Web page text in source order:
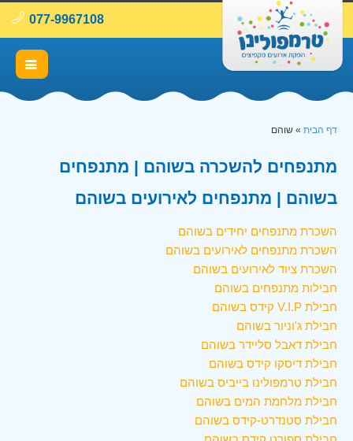
077-9967108
דף הבית » שוהם
מתנפחים להשכרה בשוהם | מתנפחים
בשוהם | מתנפחים לאירועים בשוהם
השכרת מתנפחים יחידים בשוהם
השכרת מתנפחים לאירועים בשוהם
השכרת ציוד לאירועים בשוהם
חבילות מתנפחים בשוהם
חבילת V.I.P קידס בשוהם
חבילת ג'וניור בשוהם
חבילת דאבל סליידר בשוהם
חבילת דיסקו קידס בשוהם
חבילת טרמפולינו בייביס בשוהם
חבילת מלחמת המים בשוהם
חבילת סטנדרט-קידס בשוהם